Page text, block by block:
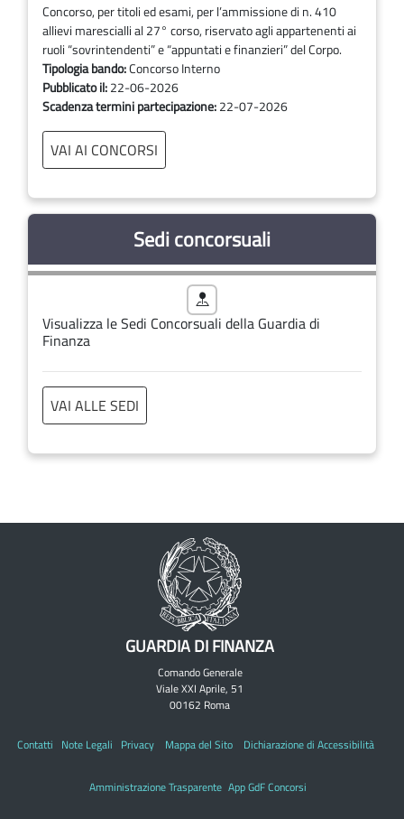
Concorso, per titoli ed esami, per l’ammissione di n. 410
allievi marescialli al 27° corso, riservato agli appartenenti ai
ruoli “sovrintendenti” e “appuntati e finanzieri” del Corpo.
Tipologia bando:Concorso Interno
Pubblicato il:22-06-2026
Scadenza termini partecipazione:22-07-2026
VAI AI CONCORSI
Sedi concorsuali
Visualizza le Sedi Concorsuali della Guardia di
Finanza
VAI ALLE SEDI
GUARDIA DI FINANZA
Comando Generale
Viale XXI Aprile, 51
00162 Roma
Contatti Note Legali Privacy Mappa del Sito Dichiarazione di Accessibilità
Amministrazione Trasparente App GdF Concorsi